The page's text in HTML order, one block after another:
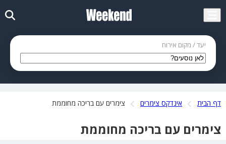
יעד / מקום אירוח
דף הבית אינדקס צימרים צימרים עם בריכה מחוממת
צימרים עם בריכה מחוממת